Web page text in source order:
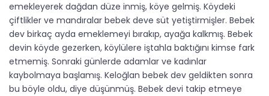
emekleyerek dağdan düze inmiş, köye gelmiş. Köydeki
çiftlikler ve mandıralar bebek deve süt yetiştirmişler. Bebek
dev birkaç ayda emeklemeyi bırakıp, ayağa kalkmış. Bebek
devin köyde gezerken, köylülere iştahla baktığını kimse fark
etmemiş. Sonraki günlerde adamlar ve kadınlar
kaybolmaya başlamış. Keloğlan bebek dev geldikten sonra
bu böyle oldu, diye düşünmüş. Bebek devi takip etmeye